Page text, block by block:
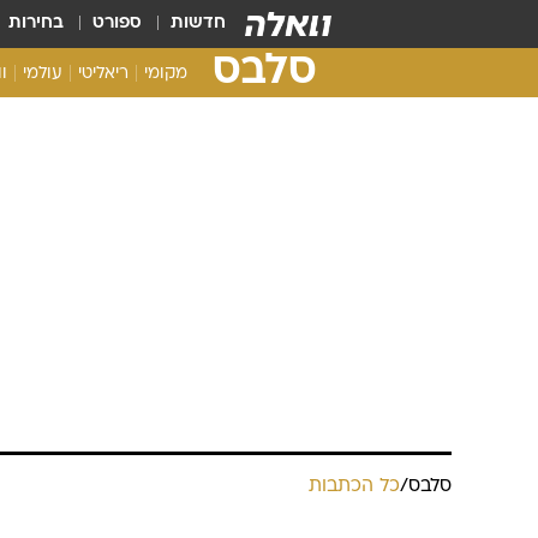
חדשות ספורט בחירות
סלבס מקומי ריאליטי עולמי
סלבס/כל הכתבות